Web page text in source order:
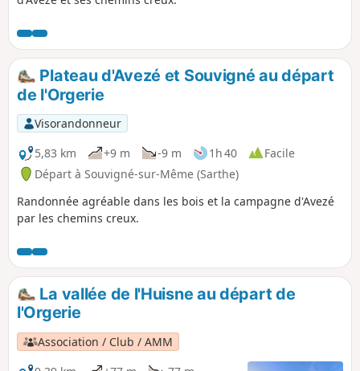
Plateau d'Avezé et Souvigné au départ
de l'Orgerie
Visorandonneur
5,83 km
+9 m -9 m 1h 40
Facile
Départ à Souvigné-sur-Même (Sarthe)
Randonnée agréable dans les bois et la campagne d'Avezé
par les chemins creux.
La vallée de l'Huisne au départ de
l'Orgerie
Association / Club / AMM